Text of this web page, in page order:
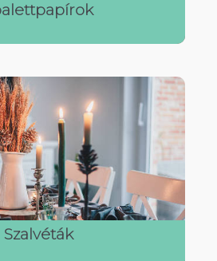
Szalvéták